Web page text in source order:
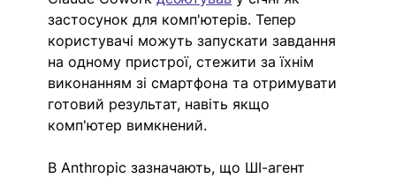
застосунок для комп'ютерів. Тепер
користувачі можуть запускати завдання
на одному пристрої, стежити за їхнім
виконанням зі смартфона та отримувати
готовий результат, навіть якщо
комп'ютер вимкнений.
В Anthropic зазначають, що ШІ-агент